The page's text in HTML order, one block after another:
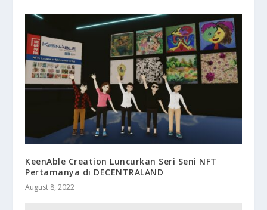
KeenAble Creation Luncurkan Seri Seni NFT
Pertamanya di DECENTRALAND
August 8, 2022